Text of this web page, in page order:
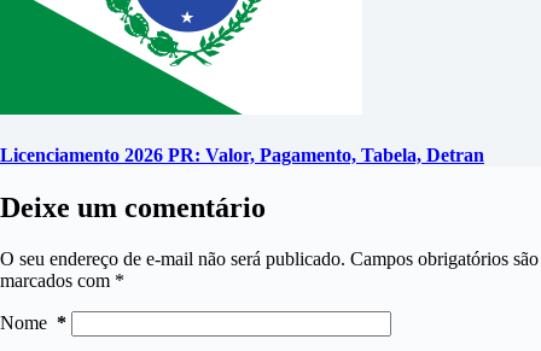
Licenciamento 2026 PR: Valor, Pagamento, Tabela, Detran
Deixe um comentário
O seu endereço de e-mail não será publicado. Campos obrigatórios são
marcados com *
Nome *